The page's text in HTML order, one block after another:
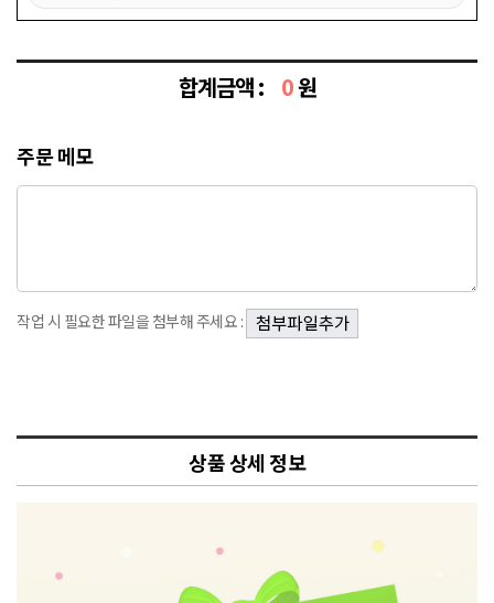
합계금액 : 0원
주문 메모
작업 시 필요한 파일을 첨부해 주세요 :
상품 상세 정보